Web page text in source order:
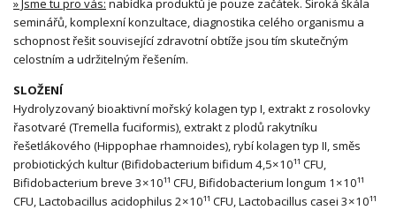
» Jsme tu pro vás: nabídka produktů je pouze začátek. Široká škála
seminářů, komplexní konzultace, diagnostika celého organismu a
schopnost řešit související zdravotní obtíže jsou tím skutečným
celostním a udržitelným řešením.
SLOŽENÍ
Hydrolyzovaný bioaktivní mořský kolagen typ I, extrakt z rosolovky
řasotvaré (Tremella fuciformis), extrakt z plodů rakytníku
řešetlákového (Hippophae rhamnoides), rybí kolagen typ II, směs
probiotických kultur (Bifidobacterium bifidum 4,5×10¹¹ CFU,
Bifidobacterium breve 3×10¹¹ CFU, Bifidobacterium longum 1×10¹¹
CFU, Lactobacillus acidophilus 2×10¹¹ CFU, Lactobacillus casei 3×10¹¹